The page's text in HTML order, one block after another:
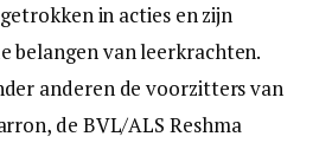
in acties en zijn
belangen van leerkrachten.
anderen de voorzitters van
de BVL/ALS Reshma